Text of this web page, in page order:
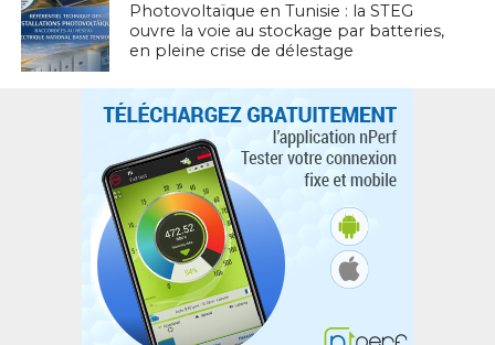
Photovoltaïque en Tunisie : la STEG
ouvre la voie au stockage par batteries,
en pleine crise de délestage